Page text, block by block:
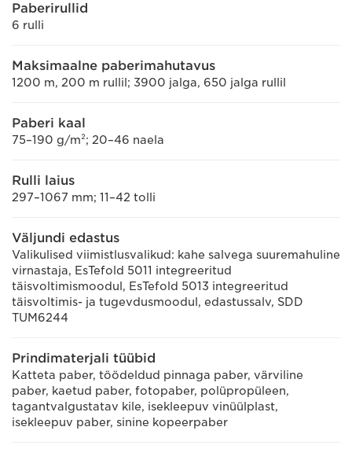
Paberirullid
6 rulli
Maksimaalne paberimahutavus
1200 m, 200 m rullil; 3900 jalga, 650 jalga rullil
Paberi kaal
75–190 g/m²; 20–46 naela
Rulli laius
297–1067 mm; 11–42 tolli
Väljundi edastus
Valikulised viimistlusvalikud: kahe salvega suuremahuline
virnastaja, EsTefold 5011 integreeritud
täisvoltimismoodul, EsTefold 5013 integreeritud
täisvoltimis- ja tugevdusmoodul, edastussalv, SDD
TUM6244
Prindimaterjali tüübid
Katteta paber, töödeldud pinnaga paber, värviline
paber, kaetud paber, fotopaber, polüpropüleen,
tagantvalgustatav kile, isekleepuv vinüülplast,
isekleepuv paber, sinine kopeerpaber